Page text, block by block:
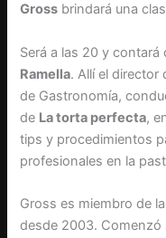
Gross brindará una
Será a las 20 y
Ramella. Allí el director
de Gastronomía,
de La torta perfecta,
tips y procedimientos
profesionales en la
Gross es miembro de
desde 2003. Comenzó